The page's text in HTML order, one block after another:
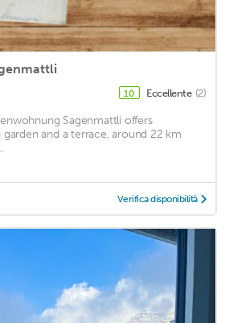
10 Eccellente (2)
Sagenmattli offers
and a terrace, around 22 km
Verifica disponibilità